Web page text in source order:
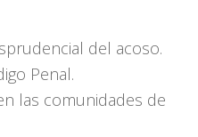
del acoso.
Penal.
las comunidades de